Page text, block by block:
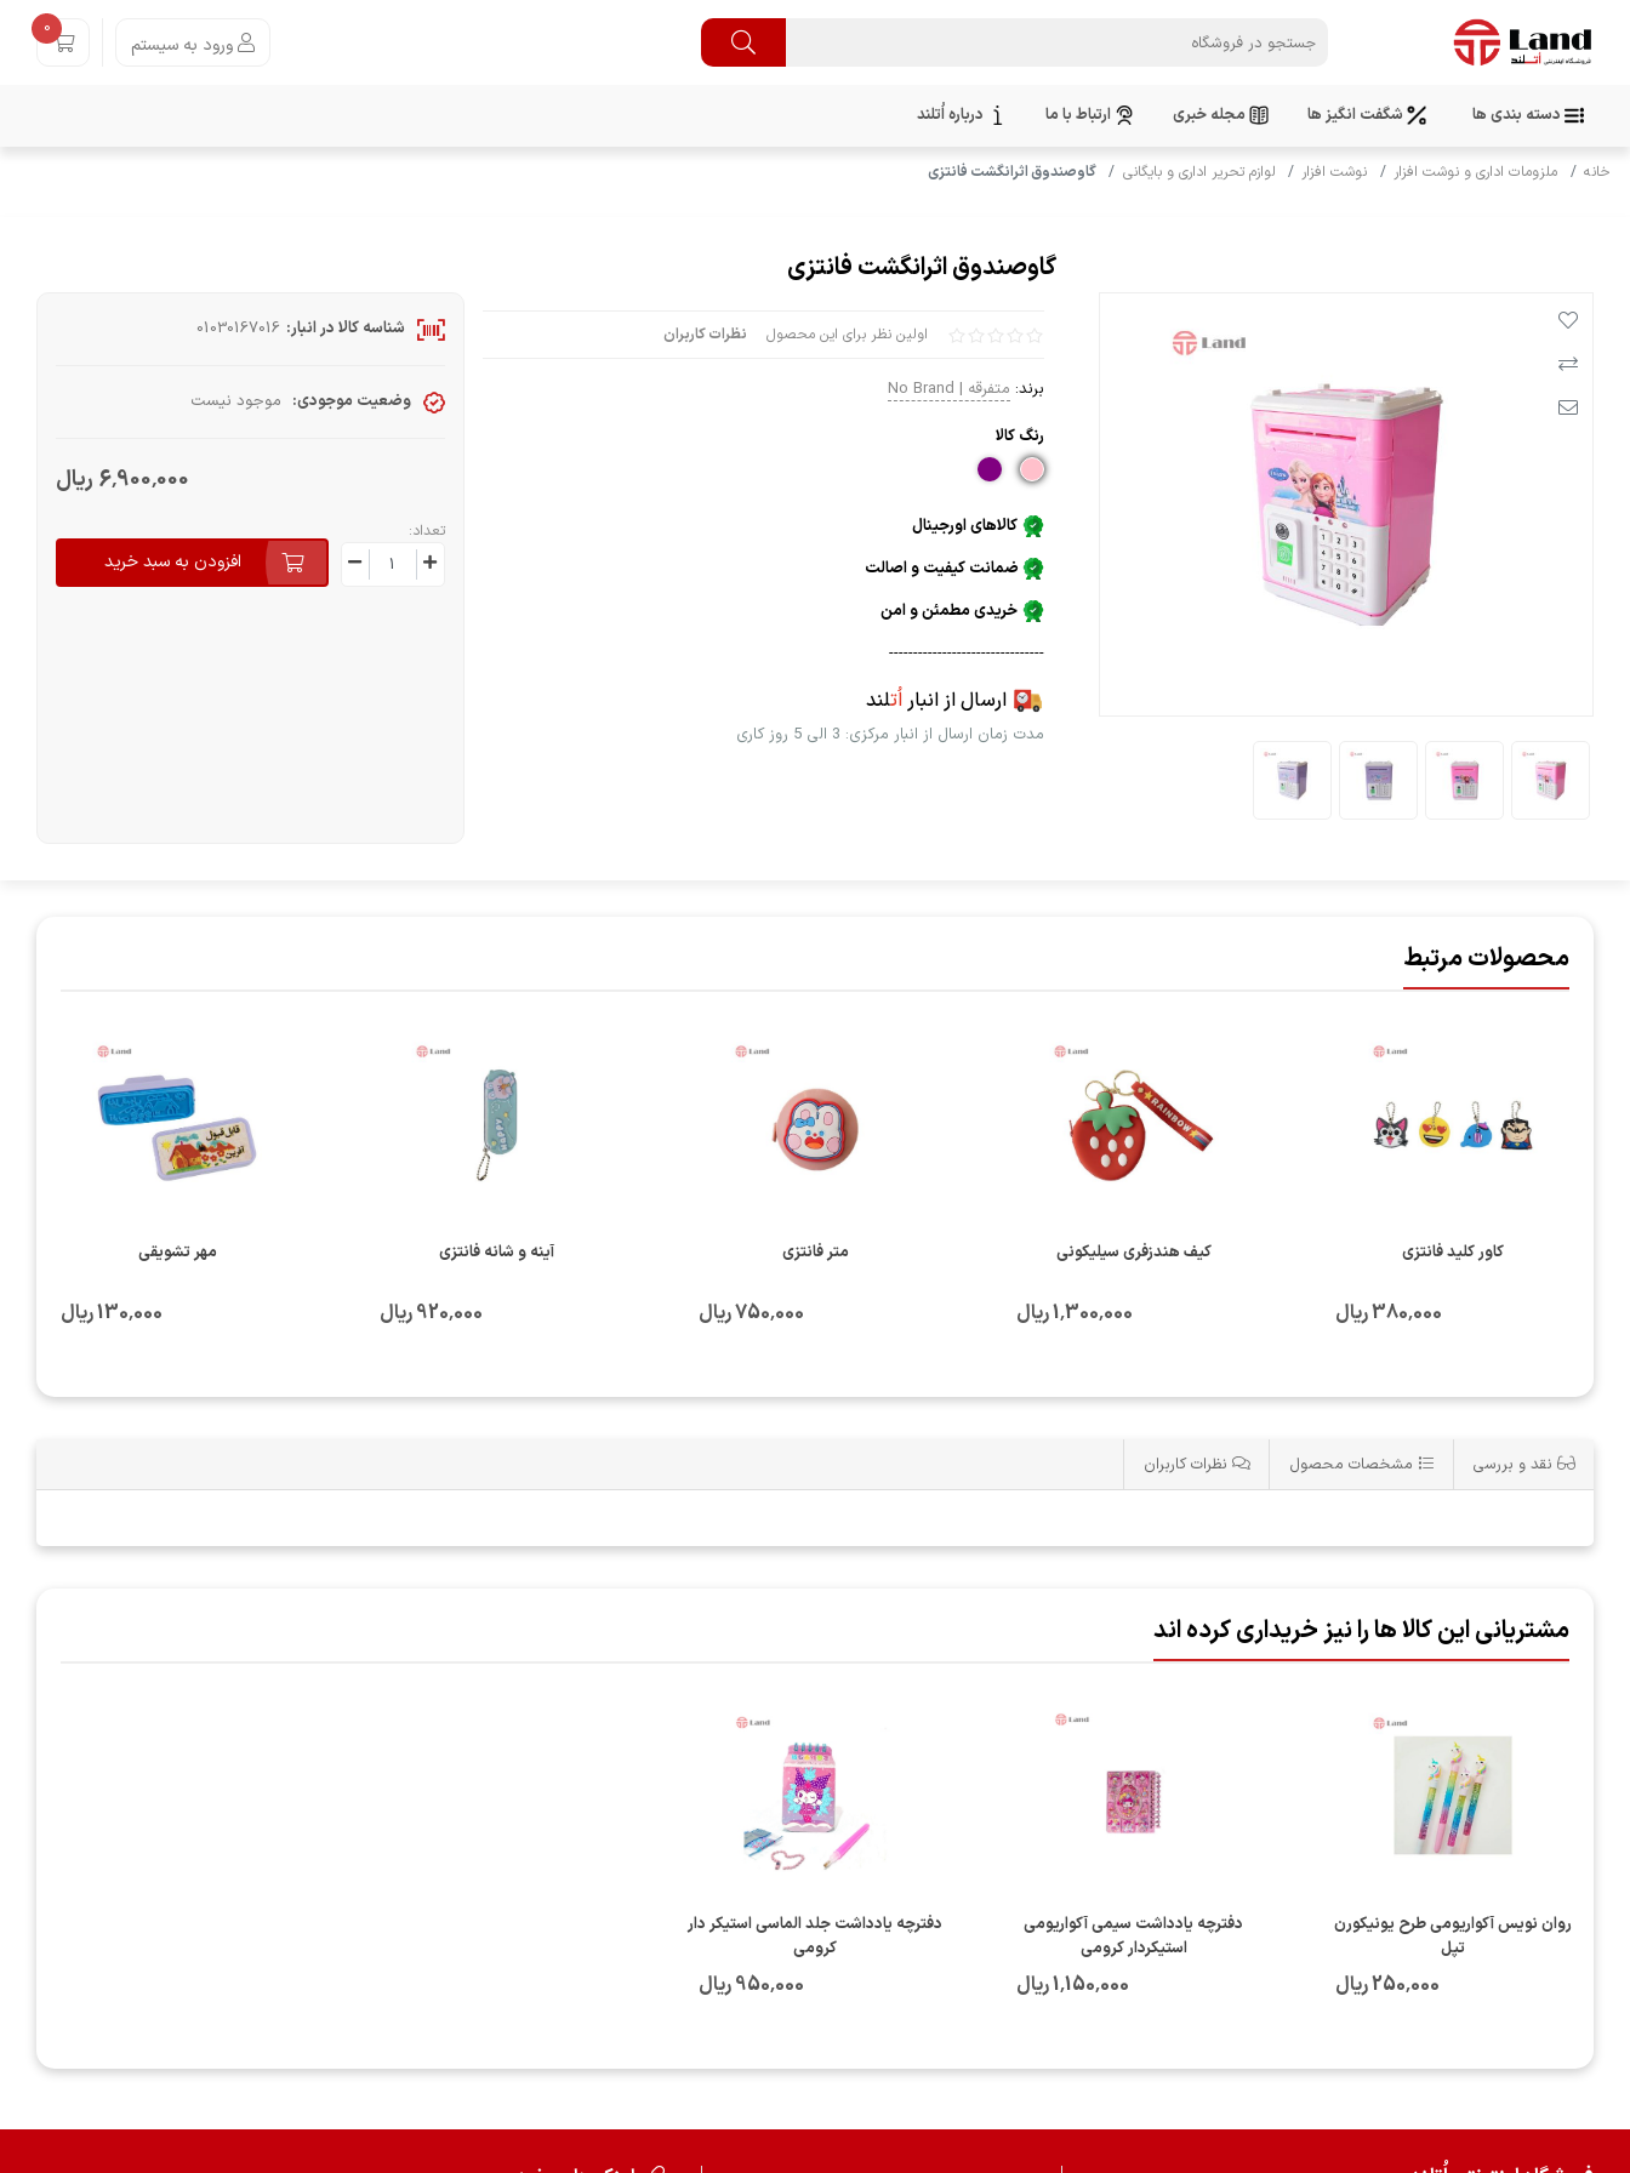
ورود به سیستم
0
دسته بندی ها شگفت انگیز ها مجله خبری ارتباط با ما درباره اُتلند
خانه ملزومات اداری و نوشت افزار نوشت افزار لوازم تحریر اداری و بایگانی گاوصندوق اثرانگشت فانتزی
گاوصندوق اثرانگشت فانتزی
اولین نظر برای این محصول نظرات کاربران
برند: متفرقه | No Brand
رنگ كالا
کالاهای اورجینال
ضمانت کیفیت و اصالت
خریدی مطمئن و امن
--------------------------------
ارسال از انباراُتلند
مدت زمان ارسال از انبار مرکزی: 3 الی 5 روز کاری
شناسه کالا در انبار: 01030167016
وضعیت موجودی: موجود نیست
6٬900٬000 ریال
تعداد:
افزودن به سبد خرید
محصولات مرتبط
کاور کلید فانتزی
380٬000 ریال
کیف هندزفری سیلیکونی
1٬300٬000 ریال
متر فانتزی
750٬000 ریال
آینه و شانه فانتزی
920٬000 ریال
مهر تشویقی
130٬000 ریال
نقد و بررسی مشخصات محصول نظرات کاربران
مشتریانی این کالا ها را نیز خریداری کرده اند
روان نویس آکواریومی طرح یونیکورن
تپل
250٬000 ریال
دفترچه یادداشت سیمی آکواریومی
استیکردار کرومی
1٬150٬000 ریال
دفترچه یادداشت جلد الماسی استیکر دار
کرومی
950٬000 ریال